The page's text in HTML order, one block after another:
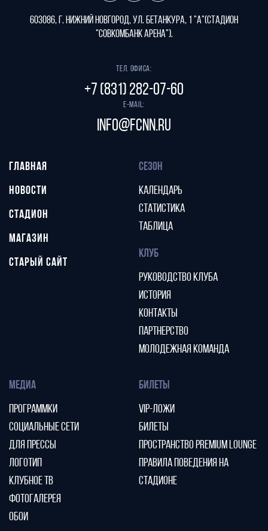
603086, г. Нижний Новгород, ул. Бетанкура, 1 "А"(стадион
"СОВКОМБАНК АРЕНА").
Тел. офиса:
+7 (831) 282-07-60
E-mail:
info@fcnn.ru
ГЛАВНАЯ
НОВОСТИ
СТАДИОН
МАГАЗИН
СТАРЫЙ САЙТ
СЕЗОН
КАЛЕНДАРЬ
СТАТИСТИКА
ТАБЛИЦА
КЛУБ
РУКОВОДСТВО КЛУБА
ИСТОРИЯ
КОНТАКТЫ
ПАРТНЕРСТВО
МОЛОДЕЖНАЯ КОМАНДА
МЕДИА
ПРОГРАММКИ
СОЦИАЛЬНЫЕ СЕТИ
ДЛЯ ПРЕССЫ
ЛОГОТИП
КЛУБНОЕ ТВ
ФОТОГАЛЕРЕЯ
ОБОИ
БИЛЕТЫ
VIP-ЛОЖИ
БИЛЕТЫ
ПРОСТРАНСТВО PREMIUM LOUNGE
ПРАВИЛА ПОВЕДЕНИЯ НА
СТАДИОНЕ